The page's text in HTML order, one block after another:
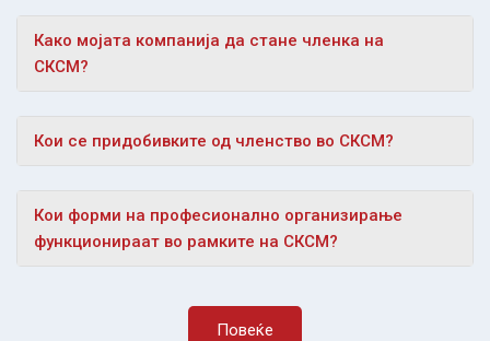
Како мојата компанија да стане членка на
СКСМ?
Кои се придобивките од членство во СКСМ?
Кои форми на професионално организирање
функционираат во рамките на СКСМ?
Повеќе